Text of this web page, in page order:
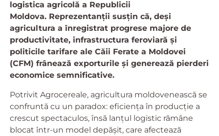
logistica agricolă a Republicii
Moldova. Reprezentanții susțin că, deși
agricultura a înregistrat progrese majore de
productivitate, infrastructura feroviară și
politicile tarifare ale Căii Ferate a Moldovei
(CFM) frânează exporturile și generează pierderi
economice semnificative.
Potrivit Agrocereale, agricultura moldovenească se
confruntă cu un paradox: eficiența în producție a
crescut spectaculos, însă lanțul logistic rămâne
blocat într-un model depășit, care afectează